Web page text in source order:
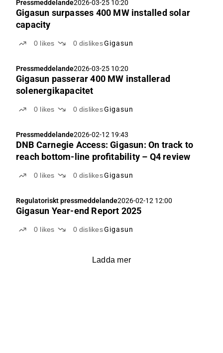
Pressmeddelande2026-03-25 10:20
Gigasun surpasses 400 MW installed solar
capacity
0 likes 0 dislikesGigasun
Pressmeddelande2026-03-25 10:20
Gigasun passerar 400 MW installerad
solenergikapacitet
0 likes 0 dislikesGigasun
Pressmeddelande2026-02-12 19:43
DNB Carnegie Access: Gigasun: On track to
reach bottom-line profitability – Q4 review
0 likes 0 dislikesGigasun
Regulatoriskt pressmeddelande2026-02-12 12:00
Gigasun Year-end Report 2025
0 likes 0 dislikesGigasun
Ladda mer